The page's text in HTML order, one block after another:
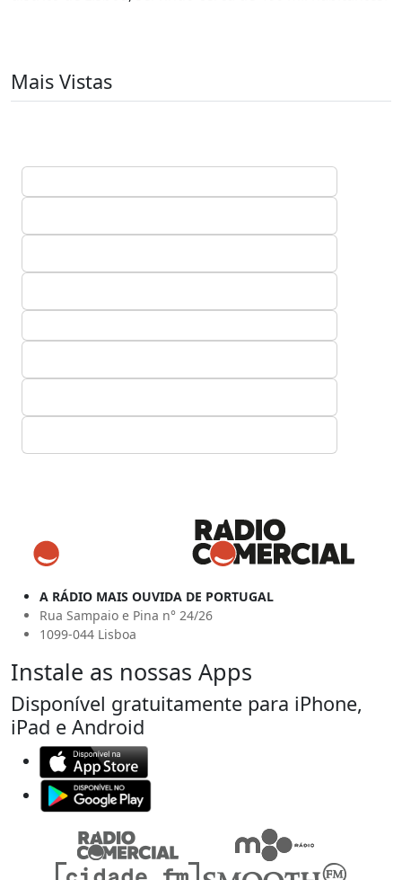
Mais Vistas
A RÁDIO MAIS OUVIDA DE PORTUGAL
Rua Sampaio e Pina n° 24/26
1099-044 Lisboa
Instale as nossas Apps
Disponível gratuitamente para iPhone,
iPad e Android